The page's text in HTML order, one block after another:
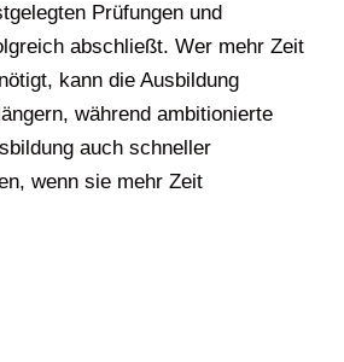
Prüfungen und
abschließt. Wer mehr Zeit
kann die Ausbildung
während ambitionierte
auch schneller
wenn sie mehr Zeit